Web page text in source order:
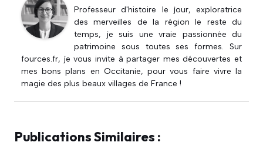
Professeur d'histoire le jour, exploratrice
des merveilles de la région le reste du
temps, je suis une vraie passionnée du
patrimoine sous toutes ses formes. Sur
fources.fr, je vous invite à partager mes découvertes et
mes bons plans en Occitanie, pour vous faire vivre la
magie des plus beaux villages de France !
Publications Similaires :